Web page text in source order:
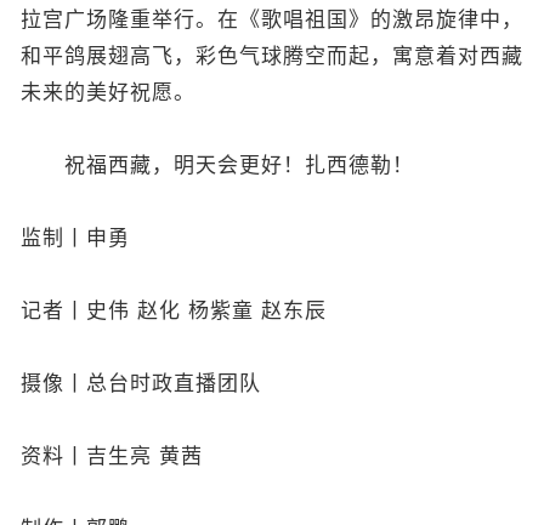
拉宫广场隆重举行。在《歌唱祖国》的激昂旋律中，
和平鸽展翅高飞，彩色气球腾空而起，寓意着对西藏
未来的美好祝愿。
祝福西藏，明天会更好！扎西德勒！
监制丨申勇
记者丨史伟 赵化 杨紫童 赵东辰
摄像丨总台时政直播团队
资料丨吉生亮 黄茜